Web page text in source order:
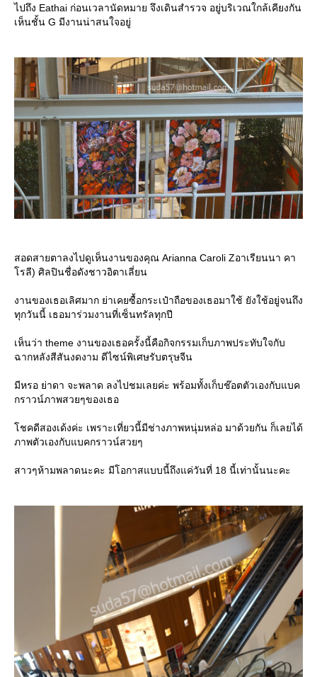
ไปถึง Eathai ก่อนเวลานัดหมาย จึงเดินสำรวจ อยู่บริเวณใกล้เคียงกัน
เห็นชั้น G มีงานน่าสนใจอยู่
สอดสายตาลงไปดูเห็นงานของคุณ Arianna Caroli Zอาเรียนนา คา
รลี) ศิลปินชื่อดังชาวอิตาเลี่ยน
งานของเธอเลิศมาก ย่าเคยซื้อกระเป๋าถือของเธอมาใช้ ยังใช้อยู่จนถึง
ทุกวันนี้ เธอมาร่วมงานที่เซ็นทรัลทุกปี
เห็นว่า theme งานของเธอครั้งนี้คือกิจกรรมเก็บภาพประทับใจกับ
ฉากหลังสีสันงดงาม ดีไซน์พิเศษรับตรุษจีน
มีหรอ ย่าดา จะพลาด ลงไปชมเลยค่ะ พร้อมทั้งเก็บช๊อตตัวเองกับแบค
กราวน์ภาพสวยๆของเธอ
ชคดีสองเด้งค่ะ เพราะเที่ยวนี้มีช่างภาพหนุ่มหล่อ มาด้วยกัน ก็เลยได้
ภาพตัวเองกับแบคกราวน์สวยๆ
สาวๆห้ามพลาดนะคะ มีโอกาสแบบนี้ถึงแค่วันที่ 18 นี้เท่านั้นนะคะ